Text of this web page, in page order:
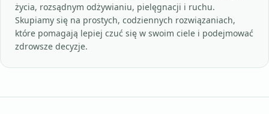
życia, rozsądnym odżywianiu, pielęgnacji i ruchu.
Skupiamy się na prostych, codziennych rozwiązaniach,
które pomagają lepiej czuć się w swoim ciele i podejmować
zdrowsze decyzje.